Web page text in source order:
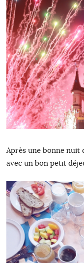
Après une bonne nuit
avec un bon petit